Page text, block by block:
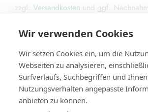
zzgl. Versandkosten und ggf.
Die durchgestrichenen Preise entsprechen
Preis.
© 2025Miba Media e. K.. Alle Rechte
Wir verwenden Cookies
Wir setzen Cookies ein, um die
Webseiten zu analysieren,
Surfverlaufs, Suchbegriffen und
Nutzungsverhalten angepasste
anbieten zu können.